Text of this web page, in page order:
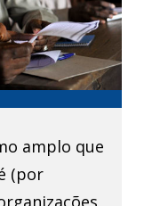
amplo que
(por